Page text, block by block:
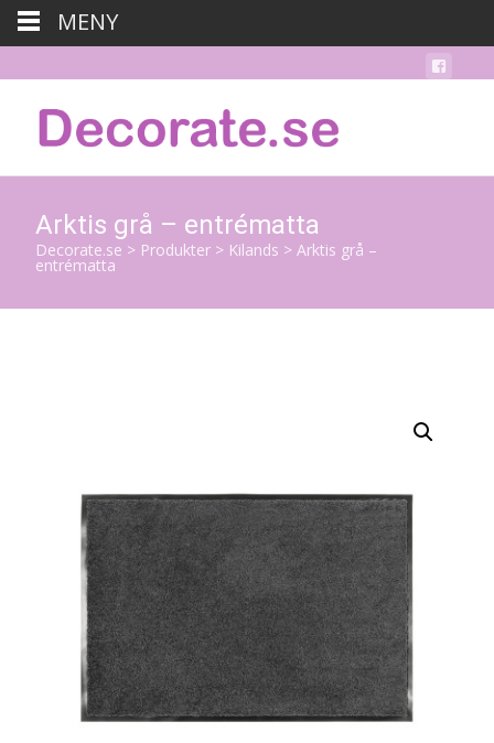
Arktis grå – entrématta
Decorate.se > Produkter > Kilands > Arktis grå –
entrématta
MENY